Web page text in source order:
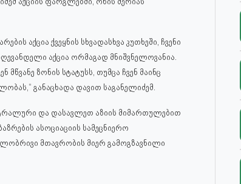
აქცია ქვეყნის სხვადასხვა კუთხეში, ჩვენი
აქცია ორმაგად მნიშვნელოვანია.
ზონის სტატუსს, თუმცა ჩვენ მაინც
განაცხადა დავით საგანელიძემ.
და დასავლეთ აზიის მიმართულებით
ასოციაციის სამეცნიერო
მთავრობის მიერ გამოგზავნილი